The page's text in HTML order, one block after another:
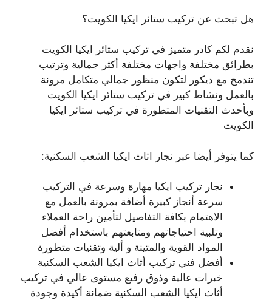
هل تبحث عن تركيب ستائر ايكيا الكويت؟
نقدم لكم كادر متميز في تركيب ستائر ايكيا الكويت
بطرائق مختلفة واجهات مختلفة أكثر جمالية وترتيب
تندمج مع ديكور لتكون منظور جمالي متكامل مرونة
بالعمل ونشاط كبير في تركيب ستائر ايكيا الكويت
وبأحدث التقنيات المتطورة في تركيب ستائر ايكيا
الكويت
كما يتوفر أيضا عبر نجار اثاث ايكيا الشعب السكنية:
نجار تركيب ايكيا مهارة وسرعة في التركيب
سرعة أنجاز كبيرة أضافة بمرونة بالعمل مع
الاهتمام بكافة التفاصيل لتأمين راحة العملاء
وتلبية احتياجاتهم ومتابعتهم باستخدام أفضل
المواد القوية والمتينة و ألية وتقنيات متطورة
أفضل فني تركيب أثاث ايكيا الشعب السكنية
خبرات عالية وذوق رفيع مستوى عالي في تركيب
أثاث ايكيا الشعب السكنية ضمانة أكيدة وجودة